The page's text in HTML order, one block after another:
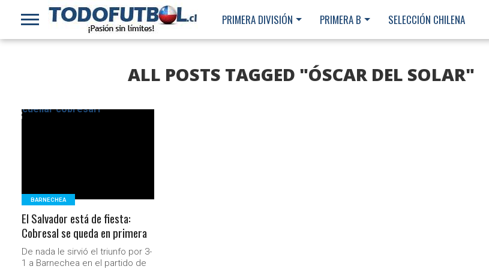
PRIMERA DIVISIÓN PRIMERA B SELECCIÓN CHILENA
ALL POSTS TAGGED "ÓSCAR DEL SOLAR"
BARNECHEA
El Salvador está de fiesta:
Cobresal se queda en primera
De nada le sirvió el triunfo por 3-
1 a Barnechea en el partido de